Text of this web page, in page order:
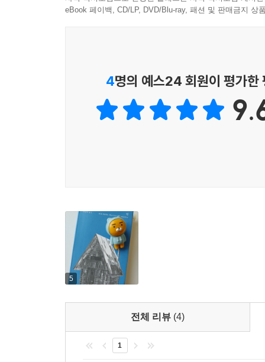
무방비한 침입을 맞서 돋아난 보호벽이 되는 법도
eBook 페이백, CD/LP, DVD/Blu-ray, 패션 및 판매금지 상
4명의 예스24 회원이 평가한
5
전체 리뷰 (4)
1